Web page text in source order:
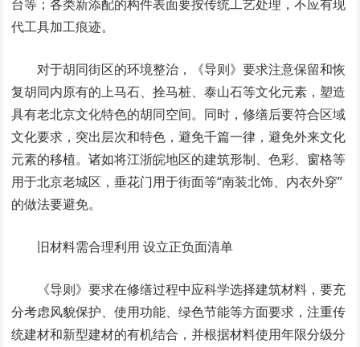
台等；各类新添配的构件表面要按传统工艺处理，不应有现
代工具加工痕迹。
对于胡同街区的环境整治，《导则》要求注意保留和恢
复胡同内原有的上马石、拴马桩、泰山石等文化元素，塑造
具有老北京文化特色的胡同空间。同时，修缮后要符合区域
文化要求，突出层次和特色，避免千篇一律，避免外来文化
元素的移植。诸如将江浙皖地区的建筑形制、色彩、窗格等
用于北京老城区，垂花门用于街面等“南装北饰、内衣外穿”
的做法要避免。
旧材料需合理利用 设立正负面清单
《导则》要求在修缮过程中应科学选择建筑材料，要充
分考虑风貌保护、使用功能、绿色节能等方面要求，注重传
统建材和新型建材的有机结合，并根据材料使用年限分级分